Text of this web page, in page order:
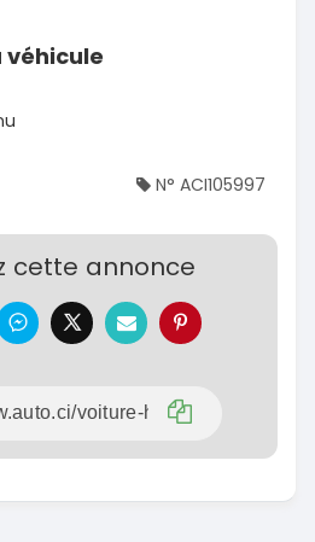
véhicule
N° ACI105997
cette annonce